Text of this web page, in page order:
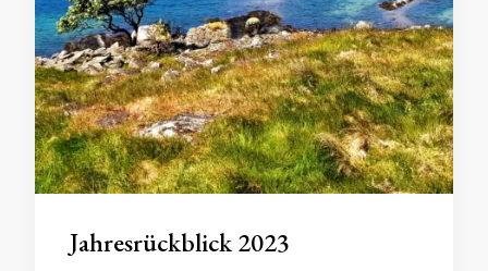
Jahresrückblick 2023